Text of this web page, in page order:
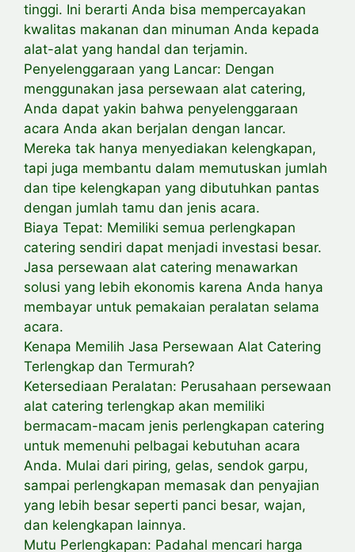
tinggi. Ini berarti Anda bisa mempercayakan
kwalitas makanan dan minuman Anda kepada
alat-alat yang handal dan terjamin.
Penyelenggaraan yang Lancar: Dengan
menggunakan jasa persewaan alat catering,
Anda dapat yakin bahwa penyelenggaraan
acara Anda akan berjalan dengan lancar.
Mereka tak hanya menyediakan kelengkapan,
tapi juga membantu dalam memutuskan jumlah
dan tipe kelengkapan yang dibutuhkan pantas
dengan jumlah tamu dan jenis acara.
Biaya Tepat: Memiliki semua perlengkapan
catering sendiri dapat menjadi investasi besar.
Jasa persewaan alat catering menawarkan
solusi yang lebih ekonomis karena Anda hanya
membayar untuk pemakaian peralatan selama
acara.
Kenapa Memilih Jasa Persewaan Alat Catering
Terlengkap dan Termurah?
Ketersediaan Peralatan: Perusahaan persewaan
alat catering terlengkap akan memiliki
bermacam-macam jenis perlengkapan catering
untuk memenuhi pelbagai kebutuhan acara
Anda. Mulai dari piring, gelas, sendok garpu,
sampai perlengkapan memasak dan penyajian
yang lebih besar seperti panci besar, wajan,
dan kelengkapan lainnya.
Mutu Perlengkapan: Padahal mencari harga